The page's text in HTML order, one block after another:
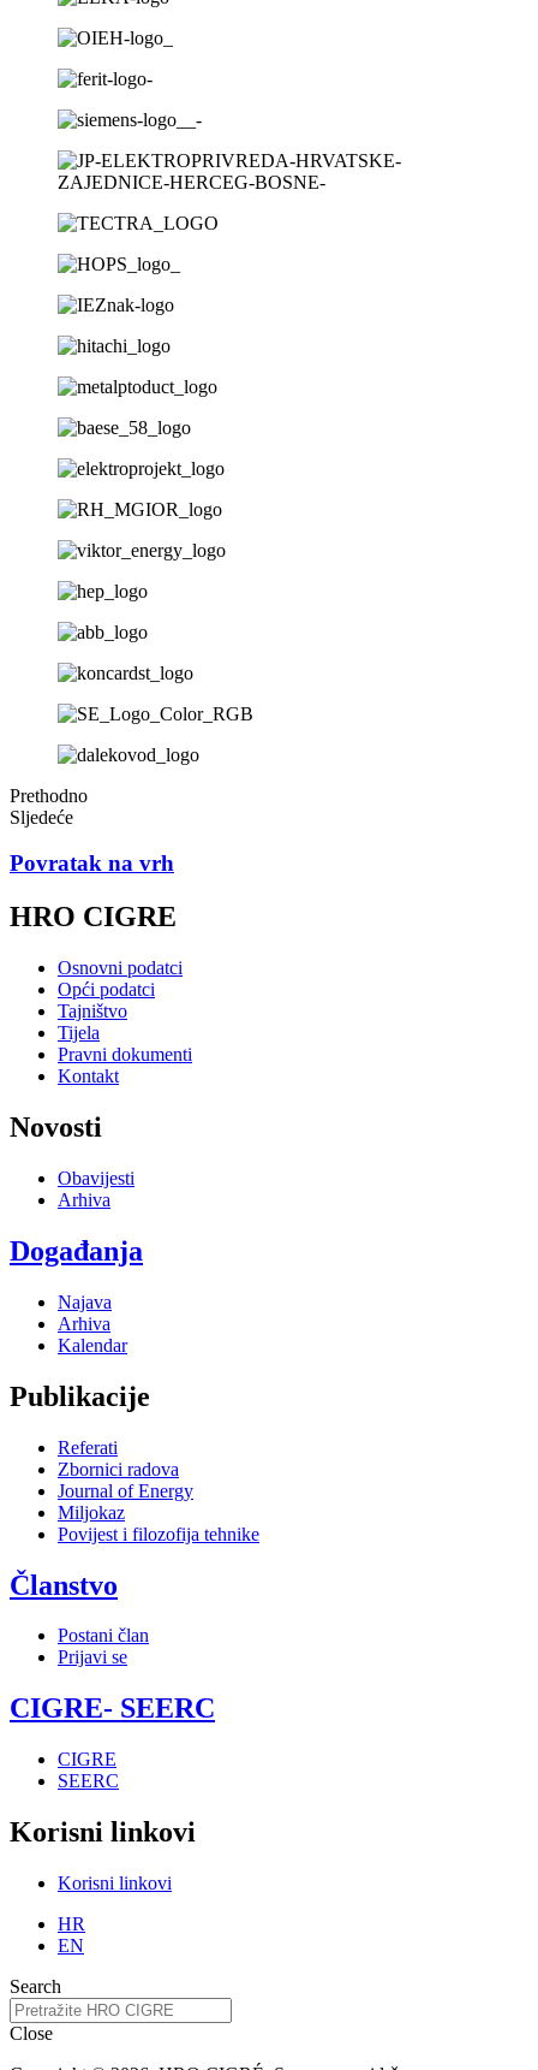
Prethodno
Sljedeće
Povratak na vrh
HRO CIGRE
Osnovni podatci
Opći podatci
Tajništvo
Tijela
Pravni dokumenti
Kontakt
Novosti
Obavijesti
Arhiva
Događanja
Najava
Arhiva
Kalendar
Publikacije
Referati
Zbornici radova
Journal of Energy
Miljokaz
Povijest i filozofija tehnike
Članstvo
Postani član
Prijavi se
CIGRE- SEERC
CIGRE
SEERC
Korisni linkovi
Korisni linkovi
HR
EN
Search
Close